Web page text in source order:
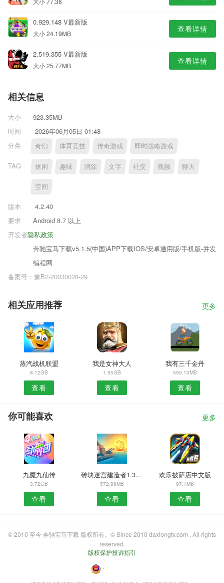
0.929.148 V最新版
大小 24.19MB 查看详情
2.519.355 V最新版
大小 25.77MB 查看详情
相关信息
大小
923.35MB
时间
2026年06月05日 01:48
分类
奇幻 体育竞技 传奇游戏 即时战略游戏
TAG 休闲 趣味 消除 文字 社交 视频 聊天
空间
版本
4.2.40
要求
Android 8.7 以上
隐私政策
开发者
奔驰宝马下载v5.1.5(中国)APP下载IOS/安卓通用版/手机版-并发
编程网
备案号：豫B2-20030028-29
相关应用推荐 更多
蒸汽战机联盟
8.12GB
查看
我是女神大人
1.55GB
查看
我有三千金丹
590.13MB
查看
你可能喜欢 更多
九魔九仙传
3.72GB
查看
砖块迷宫建造者1.3.43
572.99MB
查看
欢乐披萨店中文版
97.1MB
查看
© 2010 至今 奔驰宝马下载 版权所有。© Since 2010 daxiongtv.com . All rights
reserved.
版权保护投诉指引
・